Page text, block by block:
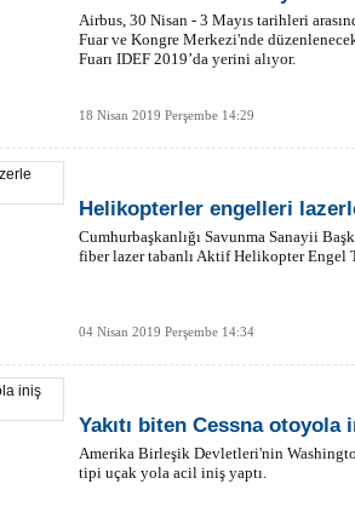
Airbus, 30 Nisan - 3 Mayıs tarihleri
Fuar ve Kongre Merkezi'nde
Fuarı IDEF 2019’da yerini alıyor.
18 Nisan 2019 Perşembe 14:29
Helikopterler engelleri
Cumhurbaşkanlığı Savunma Sanayii
fiber lazer tabanlı Aktif Helikopter Engel
04 Nisan 2019 Perşembe 14:34
Yakıtı biten Cessna otoyola
Amerika Birleşik Devletleri'nin
tipi uçak yola acil iniş yaptı.